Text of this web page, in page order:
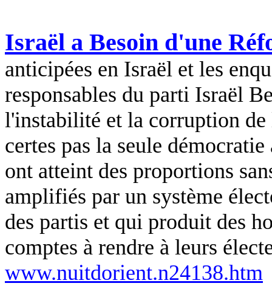
Israël a Besoin d'une
anticipées en Israël et les
responsables du parti Israël
l'instabilité et la corruption
certes pas la seule
ont atteint des proportions
amplifiés par un système
des partis et qui produit des
comptes à rendre à leurs
www.nuitdorient.n24138.htm